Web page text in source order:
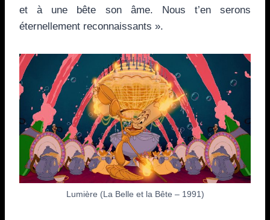
et à une bête son âme. Nous t’en serons
éternellement reconnaissants ».
Lumière (La Belle et la Bête – 1991)